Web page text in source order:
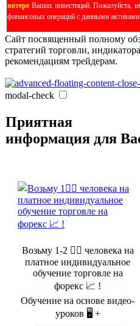
потере Ваших инвестиций. Пожалуйста,
финансовых операций с данными активами.
Сайт посвященный полному
стратегий торговли,
рекомендациям трейдерам.
modal-check
Приятная
информация для
Возьму 1-2 🤵‍♂️ человека на
платное индивидуальное
обучение торговле на
форекс 📈 !
Обучение на основе видео-
уроков 🖥️ +